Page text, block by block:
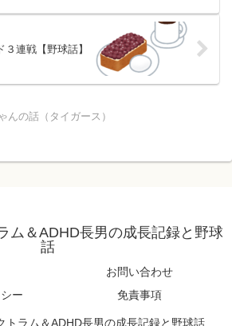
連戦【野球話】
んの話（タイガース）
ム＆ADHD長男の成長記録と野球
話
お問い合わせ
ー
免責事項
ラム＆ADHD長男の成長記録と野球話.